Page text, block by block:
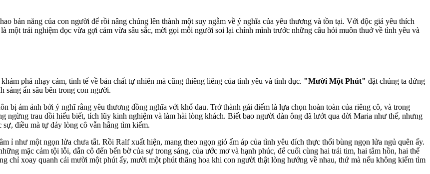
bản năng của con người để rồi nâng chúng lên thành một suy ngẫm về ý nghĩa của yêu thương và tồn tại. Với độc giả yêu thích
một trải nghiệm đọc vừa gợi cảm vừa sâu sắc, mời gọi mỗi người soi lại chính mình trước những câu hỏi muôn thuở về tình yêu và
phá nhạy cảm, tinh tế về bản chất tự nhiên mà cũng thiêng liêng của tình yêu và tình dục. "Mười Một Phút" đặt chúng ta đứng
sáng ẩn sâu bên trong con người.
bị ám ảnh bởi ý nghĩ rằng yêu thương đồng nghĩa với khổ đau. Trở thành gái điếm là lựa chọn hoàn toàn của riêng cô, và trong
ngừng trau dồi hiểu biết, tích lũy kinh nghiệm và làm hài lòng khách. Biết bao người đàn ông đã lướt qua đời Maria như thế, nhưng
điều mà tự đáy lòng cô vẫn hằng tìm kiếm.
ỉ như một ngọn lửa chưa tắt. Rồi Ralf xuất hiện, mang theo ngọn gió ấm áp của tình yêu đích thực thổi bùng ngọn lửa ngủ quên ấy.
mặc cảm tội lỗi, dẫn cô đến bến bờ của sự trong sáng, của ước mơ và hạnh phúc, để cuối cùng hai trái tim, hai tâm hồn, hai thể
chỉ xoay quanh cái mười một phút ấy, mười một phút thăng hoa khi con người thật lòng hướng về nhau, thứ mà nếu không kiếm tìm